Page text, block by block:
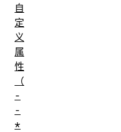
自
定
义
属
性
（
-
-
*